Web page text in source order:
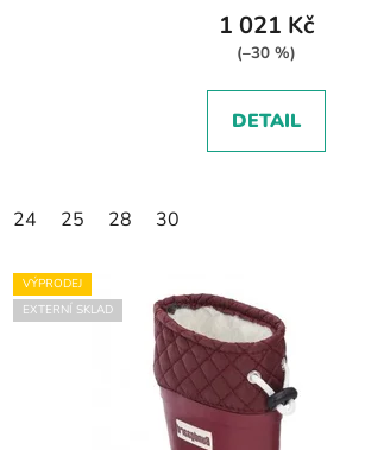
1 021 Kč
(–30 %)
DETAIL
24 25 28 30
VÝPRODEJ
EXTERNÍ SKLAD